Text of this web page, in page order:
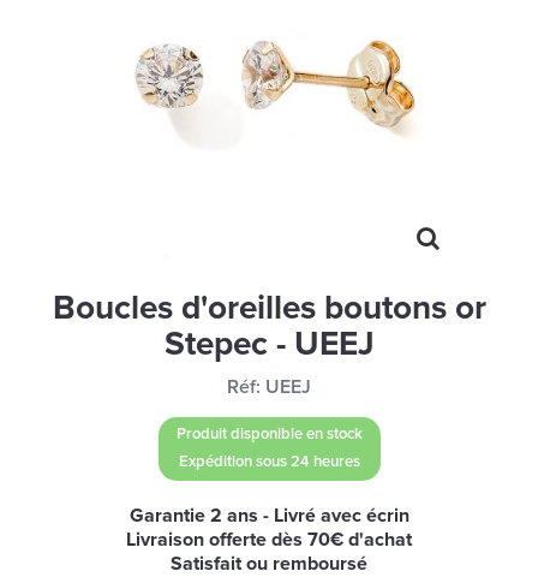
SWAROVSKI
BONNES AFFAIRES
CARTES CADEAUX
Boucles d'oreilles boutons or
Stepec - UEEJ
Réf: UEEJ
Produit disponible en stock
Expédition sous 24 heures
Garantie 2 ans - Livré avec écrin
Livraison offerte dès 70€ d'achat
Satisfait ou remboursé